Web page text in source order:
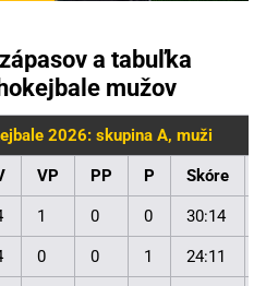
a tabuľka
mužov
2026: skupina A, muži
VP PP P Skóre
1 0 0 30:14
0 0 1 24:11